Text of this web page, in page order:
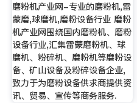
磨粉机产业网-专业的磨粉机,雷
蒙磨,球磨机,磨粉设备行业 磨粉
机产业网围绕国内磨粉机、磨粉
设备行业,汇集雷蒙磨粉机、球
磨机、粉碎机、磨粉机等磨粉设
备、矿山设备及粉碎设备企业,
致力于为磨粉设备供求商提供资
讯、贸易、宣传等商务服务.